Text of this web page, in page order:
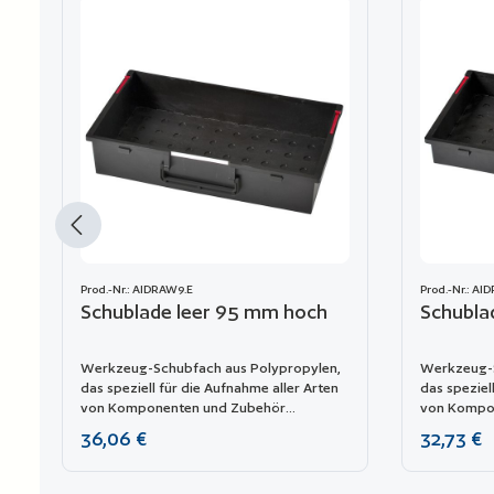
Prod.-Nr.: AIDRAW9.E
Schublade leer 95 mm hoch
Werkzeug-Schubfach aus Polypropylen,
das speziell für die Aufnahme aller Arten
von Komponenten und Zubehör
Modell 5140 eingesetzt werden.
Regulärer Preis:
36,06 €
Prod.-Nr.:
das
von
Modell
Regulärer
32,73 €